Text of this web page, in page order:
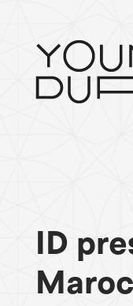
ID
Maroc